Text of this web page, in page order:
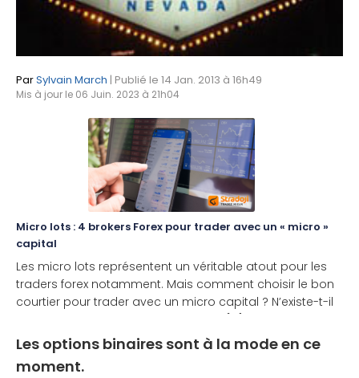
ParSylvain March | Publié le 14 Jan. 2013 à 16h49
Mis à jour le 06 Juin. 2023 à 21h04
Micro lots : 4 brokers Forex pour trader avec un « micro »
capital
Les micro lots représentent un véritable atout pour les
traders forex notamment. Mais comment choisir le bon
courtier pour trader avec un micro capital ? N’existe-t-il
Les options binaires sont à la mode en ce
moment.